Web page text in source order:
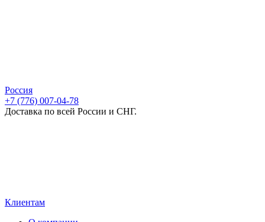
Россия
+7 (776) 007-04-78
Доставка по всей России и СНГ.
Клиентам